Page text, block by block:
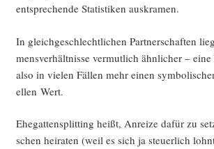
ent­spre­chen­de Sta­tis­ti­ken auskramen.
In gleich­ge­schlecht­li­chen Part­ner­schaf­ten
mens­ver­hält­nis­se ver­mut­lich ähn­li­cher –
also in vie­len Fäl­len mehr einen
el­len Wert.
Ehe­gat­ten­split­ting heißt, Anrei­ze dafür zu
schen hei­ra­ten (weil es sich ja steu­er­lich